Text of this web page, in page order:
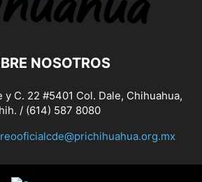
NOSOTROS
y C. 22 #5401 Col. Dale, Chihuahua,
/ (614) 587 8080